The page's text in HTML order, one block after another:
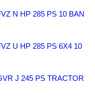
N HP 285 PS 10 BAN
U HP 285 PS 6X4 10
J 245 PS TRACTOR